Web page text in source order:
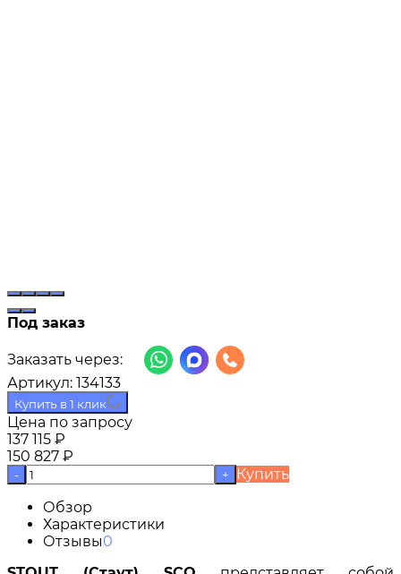
Под заказ
Заказать через:
Артикул: 134133
Купить в 1 клик
Цена по запросу
137 115 ₽
150 827 ₽
- +
Купить
Обзор
Характеристики
Отзывы0